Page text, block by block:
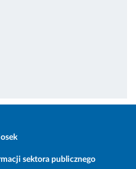
sektora publicznego